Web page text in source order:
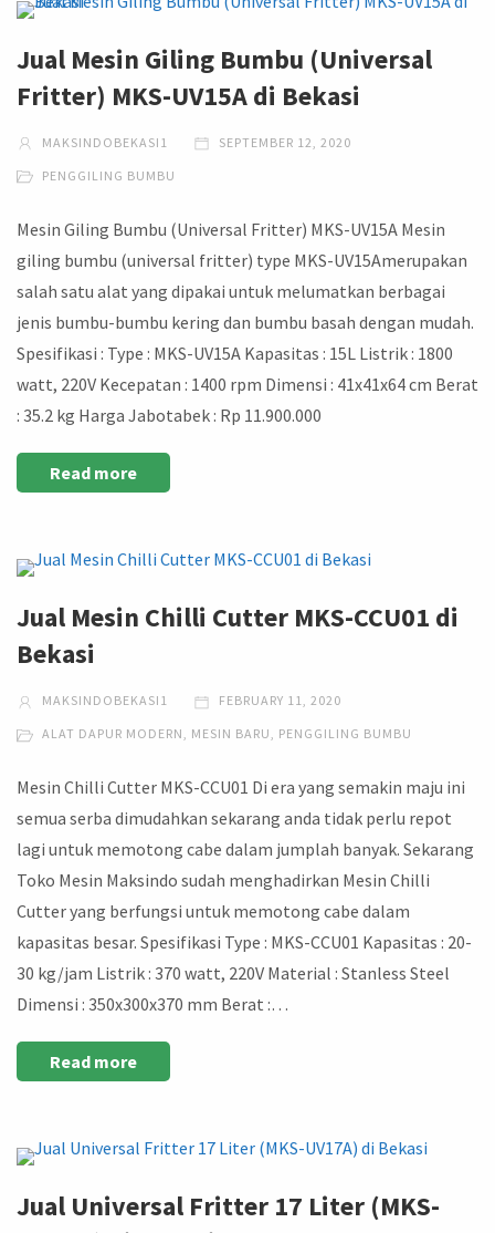
Jual Mesin Giling Bumbu (Universal
Fritter) MKS-UV15A di Bekasi
MAKSINDOBEKASI1 SEPTEMBER 12, 2020
PENGGILING BUMBU
Mesin Giling Bumbu (Universal Fritter) MKS-UV15A Mesin
giling bumbu (universal fritter) type MKS-UV15Amerupakan
salah satu alat yang dipakai untuk melumatkan berbagai
jenis bumbu-bumbu kering dan bumbu basah dengan mudah.
Spesifikasi : Type : MKS-UV15A Kapasitas : 15L Listrik : 1800
watt, 220V Kecepatan : 1400 rpm Dimensi : 41x41x64 cm Berat
: 35.2 kg Harga Jabotabek : Rp 11.900.000
Read more
Jual Mesin Chilli Cutter MKS-CCU01 di
Bekasi
MAKSINDOBEKASI1 FEBRUARY 11, 2020
ALAT DAPUR MODERN, MESIN BARU, PENGGILING BUMBU
Mesin Chilli Cutter MKS-CCU01 Di era yang semakin maju ini
semua serba dimudahkan sekarang anda tidak perlu repot
lagi untuk memotong cabe dalam jumplah banyak. Sekarang
Toko Mesin Maksindo sudah menghadirkan Mesin Chilli
Cutter yang berfungsi untuk memotong cabe dalam
kapasitas besar. Spesifikasi Type : MKS-CCU01 Kapasitas : 20-
30 kg/jam Listrik : 370 watt, 220V Material : Stanless Steel
Dimensi : 350x300x370 mm Berat :…
Read more
Jual Universal Fritter 17 Liter (MKS-